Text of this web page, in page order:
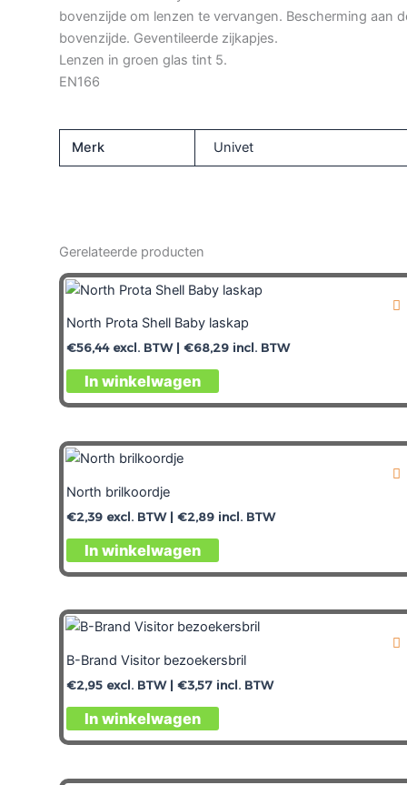
bovenzijde om lenzen te vervangen. Bescherming aan
bovenzijde. Geventileerde zijkapjes.
Lenzen in groen glas tint 5.
EN166
Merk Univet
Gerelateerde producten
North Prota Shell Baby laskap
€56,44excl. BTW | €68,29 incl. BTW
In winkelwagen
North brilkoordje
€2,39 excl. BTW | €2,89 incl. BTW
In winkelwagen
B-Brand Visitor bezoekersbril
€2,95 excl. BTW | €3,57 incl. BTW
In winkelwagen